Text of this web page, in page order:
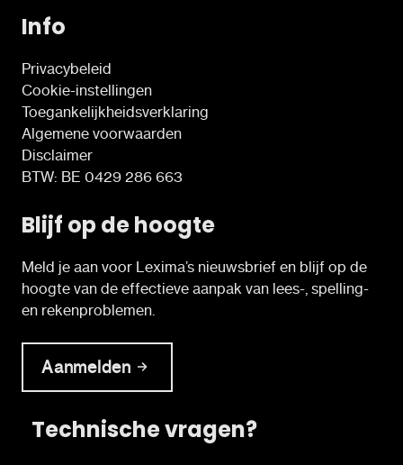
Info
Privacybeleid
Cookie-instellingen
Toegankelijkheidsverklaring
Algemene voorwaarden
Disclaimer
BTW: BE 0429 286 663
Blijf op de hoogte
Meld je aan voor Lexima’s nieuwsbrief en blijf op de
hoogte van de effectieve aanpak van lees-, spelling-
en rekenproblemen.
Aanmelden
Technische vragen?